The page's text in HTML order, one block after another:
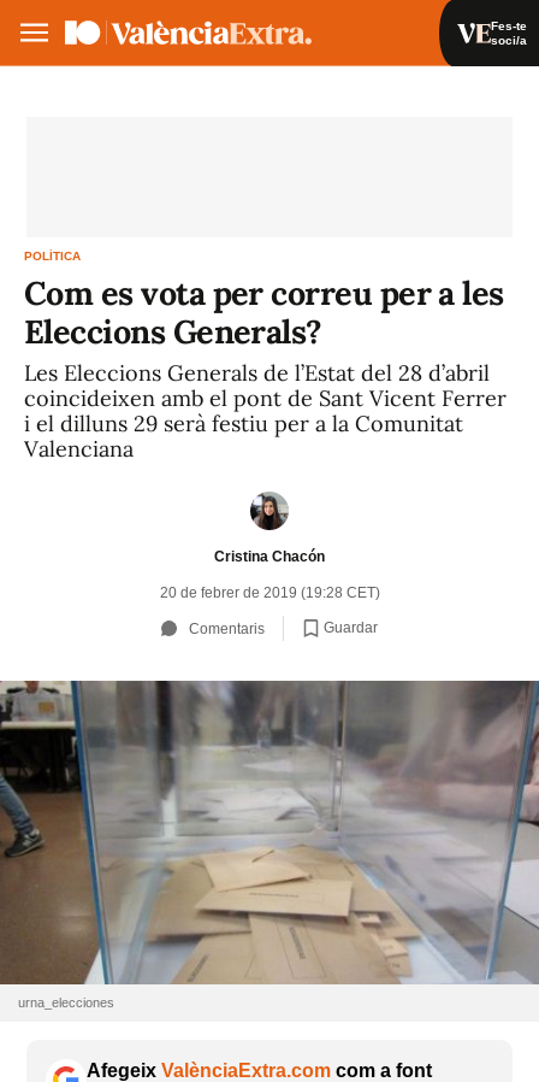
Fes-te
soci/a
POLÍTICA
Com es vota per correu per a les
Eleccions Generals?
Les Eleccions Generals de l’Estat del 28 d’abril
coincideixen amb el pont de Sant Vicent Ferrer
i el dilluns 29 serà festiu per a la Comunitat
Valenciana
Cristina Chacón
20 de febrer de 2019 (19:28 CET)
Comentaris Guardar
urna_elecciones
Afegeix ValènciaExtra.com com a font